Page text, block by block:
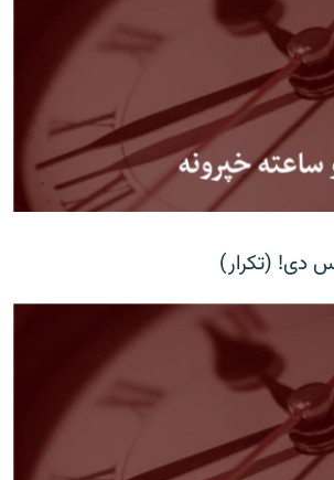
دی! (تکرار)